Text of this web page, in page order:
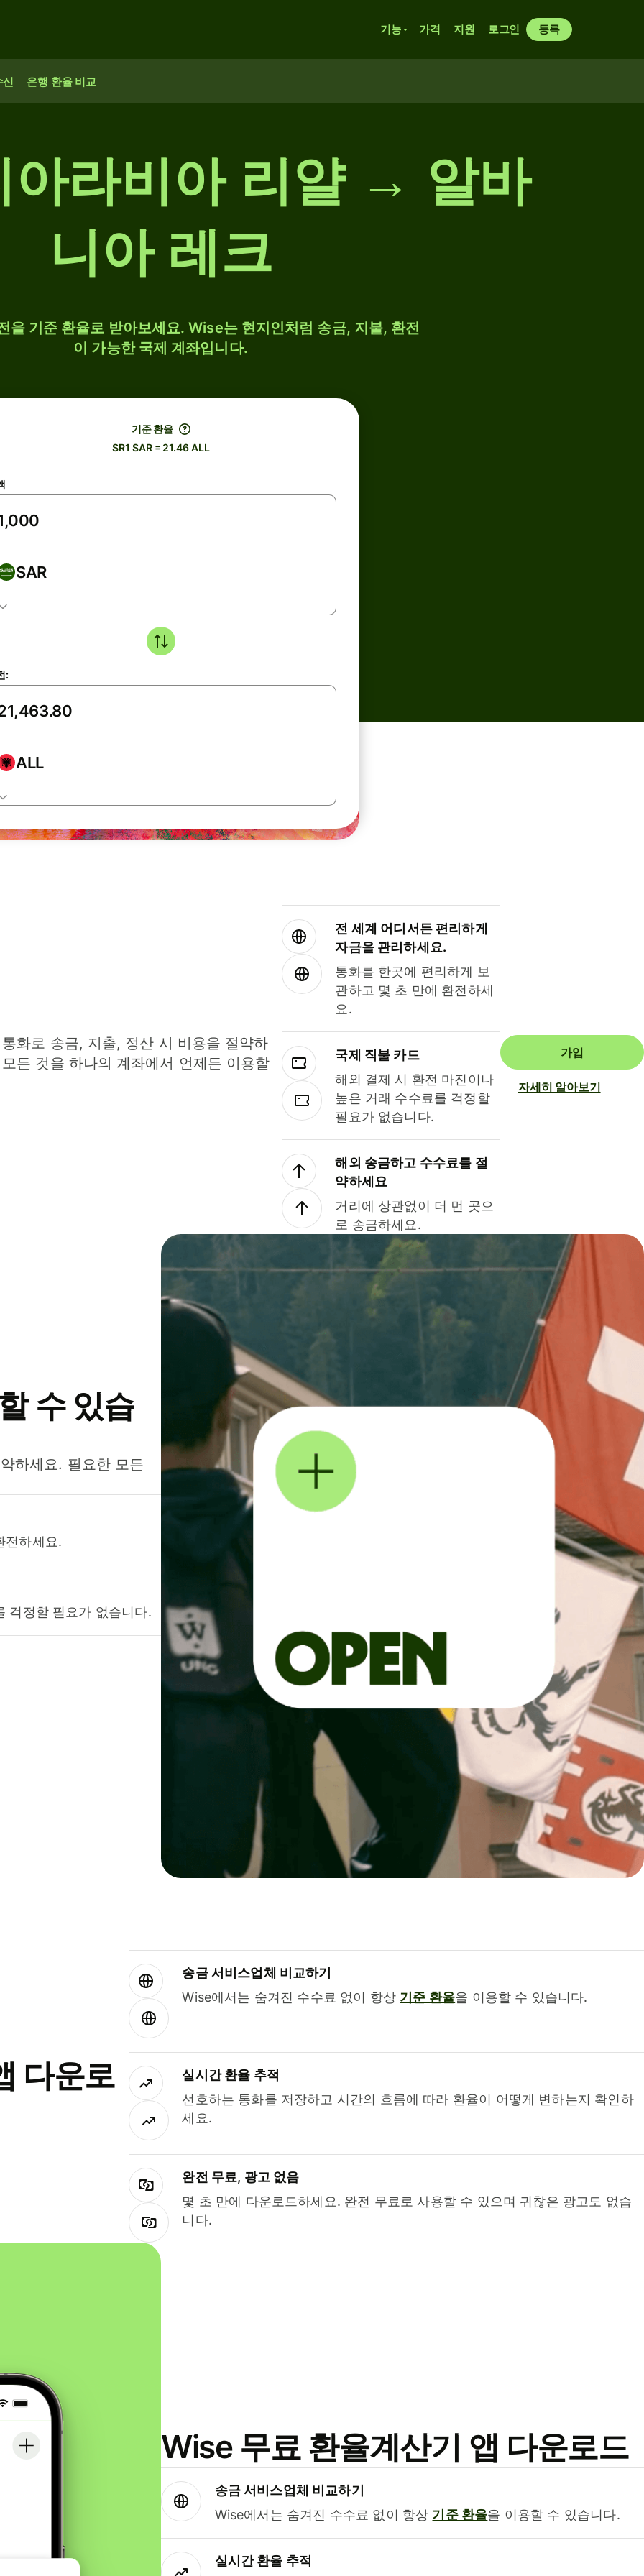
기능 가격 지원 로그인 등록
신 은행 환율 비교
아라비아 리얄 → 알바
니아 레크
을 기준 환율로 받아보세요. Wise는 현지인처럼 송금, 지불, 환전
이 가능한 국제 계좌입니다.
기준 환율
SR1 SAR = 21.46 ALL
SAR
:
ALL
화로 송금, 지출, 정산 시 비용을 절약하
든 것을 하나의 계좌에서 언제든 이용할
전 세계 어디서든 편리하게
자금을 관리하세요.
통화를 한곳에 편리하게 보
관하고 몇 초 만에 환전하세
요.
국제 직불 카드
해외 결제 시 환전 마진이나
높은 거래 수수료를 걱정할
필요가 없습니다.
해외 송금하고 수수료를 절
약하세요
거리에 상관없이 더 먼 곳으
로 송금하세요.
가입
자세히 알아보기
수 있습
하세요. 필요한 모든
전하세요.
걱정할 필요가 없습니다.
다운로
송금 서비스업체 비교하기
Wise에서는 숨겨진 수수료 없이 항상 기준 환율을 이용할 수 있습니다.
실시간 환율 추적
선호하는 통화를 저장하고 시간의 흐름에 따라 환율이 어떻게 변하는지 확인하
세요.
완전 무료, 광고 없음
몇 초 만에 다운로드하세요. 완전 무료로 사용할 수 있으며 귀찮은 광고도 없습
니다.
Wise 무료 환율계산기 앱 다운로드
송금 서비스업체 비교하기
Wise에서는 숨겨진 수수료 없이 항상 기준 환율을 이용할 수 있습니다.
실시간 환율 추적